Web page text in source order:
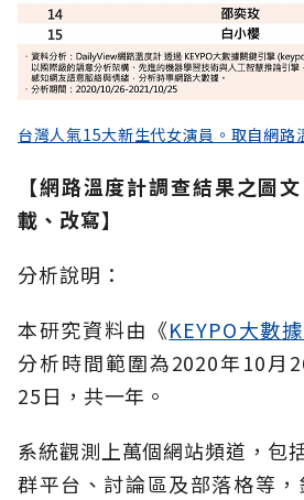
台灣人氣15大新生代女演員。取自網路
【網路溫度計調查結果之圖
載、改寫】
分析說明：
本研究資料由《KEYPO大數
分析時間範圍為2020年10月
25日，共一年。
系統觀測上萬個網站頻道，包
群平台、討論區及部落格等